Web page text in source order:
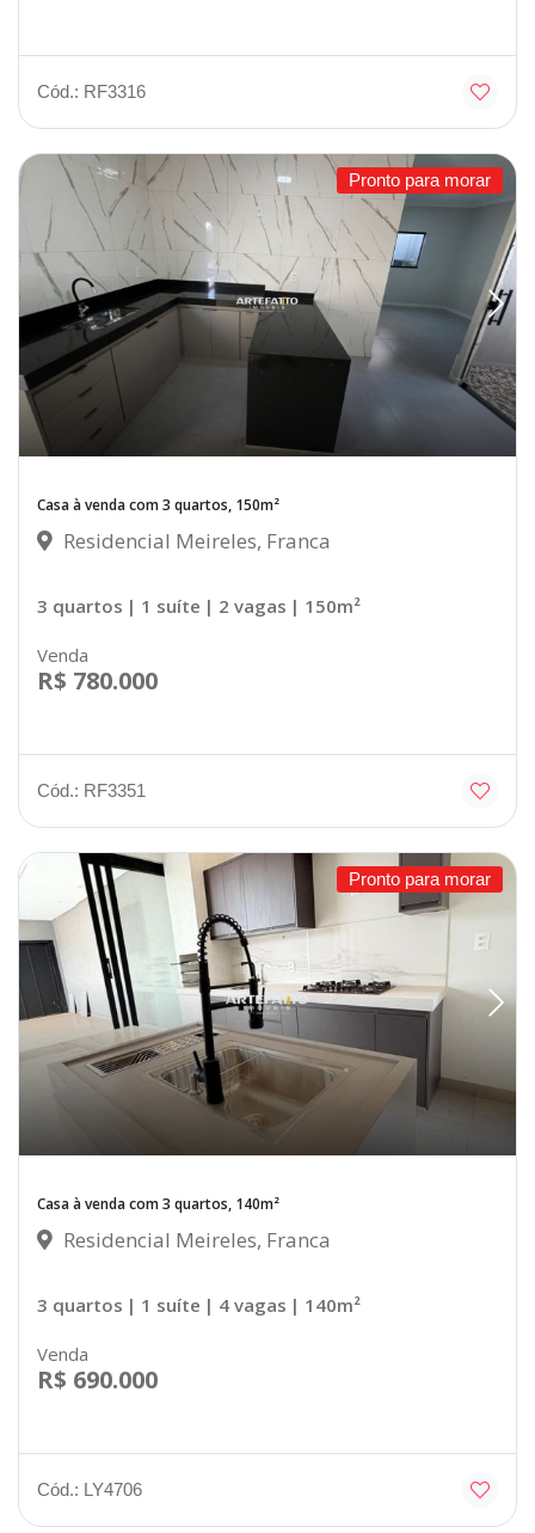
Cód.: RF3316
Pronto para morar
Casa à venda com 3 quartos, 150m²
Residencial Meireles, Franca
3 quartos | 1 suíte | 2 vagas | 150m²
Venda
R$ 780.000
Cód.: RF3351
Pronto para morar
Casa à venda com 3 quartos, 140m²
Residencial Meireles, Franca
3 quartos | 1 suíte | 4 vagas | 140m²
Venda
R$ 690.000
Cód.: LY4706